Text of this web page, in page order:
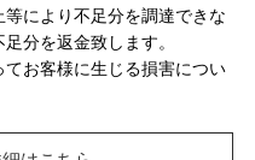
により不足分を調達できな
分を返金致します。
お客様に生じる損害につい